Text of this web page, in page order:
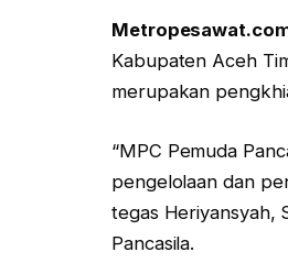
Kabupaten Aceh
merupakan
“MPC Pemuda
pengelolaan dan
tegas Heriyansyah,
Pancasila.